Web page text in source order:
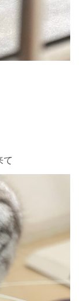
て